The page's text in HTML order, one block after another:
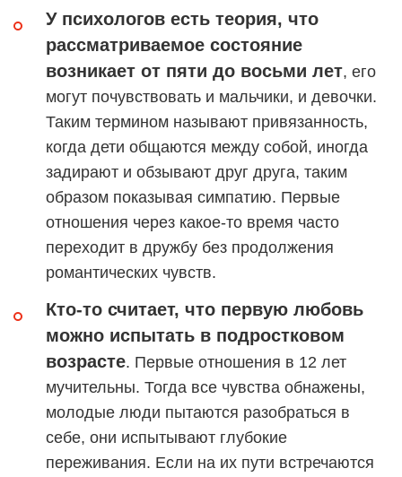
У психологов есть теория, что
рассматриваемое состояние
возникает от пяти до восьми лет, его
могут почувствовать и мальчики, и девочки.
Таким термином называют привязанность,
когда дети общаются между собой, иногда
задирают и обзывают друг друга, таким
образом показывая симпатию. Первые
отношения через какое-то время часто
переходит в дружбу без продолжения
романтических чувств.
Кто-то считает, что первую любовь
можно испытать в подростковом
возрасте. Первые отношения в 12 лет
мучительны. Тогда все чувства обнажены,
молодые люди пытаются разобраться в
себе, они испытывают глубокие
переживания. Если на их пути встречаются